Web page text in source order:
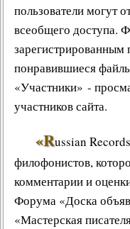
пользователи могут
всеобщего доступа.
зарегистрированным
понравившиеся
«Участники» -
участников сайта.
«Russian
филофонистов,
комментарии и
Форума «Доска
«Мастерская